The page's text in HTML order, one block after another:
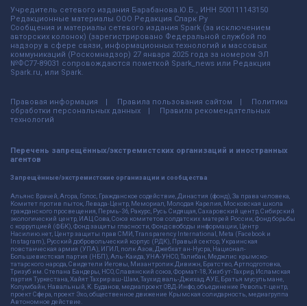
Учредитель сетевого издания Барабанова.Ю.Б., ИНН 500111143150
Редакционные материалы ООО Редакция Спарк Ру
Сообщения и материалы сетевого издания Spark (за исключением
авторских колонок) (зарегистрировано Федеральной службой по
надзору в сфере связи, информационных технологий и массовых
коммуникаций (Роскомнадзор) 27 января 2025 года за номером ЭЛ
№ФС77-89031 сопровождаются пометкой Spark_news или Редакция
Spark.ru, или Spark.
Правовая информация Правила пользования сайтом
Политика
обработки персональных данных
Правила рекомендательных
технологий
Перечень запрещённых/экстремистских организаций и иностранных
агентов
Запрещённые/экстремистские организации и сообщества
Альянс Врачей, Агора, Голос, Гражданское содействие, Династия (фонд), За права человека,
Комитет против пыток, Левада-Центр, Мемориал, Молодая Карелия, Московская школа
гражданского просвещения, Пермь-36, Ракурс, Русь Сидящая, Сахаровский центр, Сибирский
экологический центр, ИАЦ Сова, Союз комитетов солдатских матерей России, Фонд борьбы
с коррупцией (ФБК), Фонд защиты гласности, Фонд свободы информации, Центр
Насилию.нет, Центр защиты прав СМИ, Transparency International, Meta (Facebook и
Instagram), Русский добровольческий корпус (РДК), Правый сектор, Украинская
повстанческая армия (УПА), ИГИЛ, полк Азов, Джебхат ан-Нусра, Национал-
Большевистская партия (НБП), Аль-Каида, УНА-УНСО, Талибан, Меджлис крымско-
татарского народа, Свидетели Иеговы, Мизантропик Дивижн, Братство, Артподготовка,
Тризуб им. Степана Бандеры, НСО, Славянский союз, Формат-18, Хизб ут-Тахрир, Исламская
партия Туркестана, Хайят Тахрир аш-Шам, Таухид валь-Джихад, АУЕ, Братья мусульмане,
Колумбайн, Навальный, К. Буданов, медиапроект ОВД-Инфо, объединение Револьт-центр,
проект Сфера, проект Эхо, общественное движение Крымская солидарность, медиагруппа
Автономное действие.